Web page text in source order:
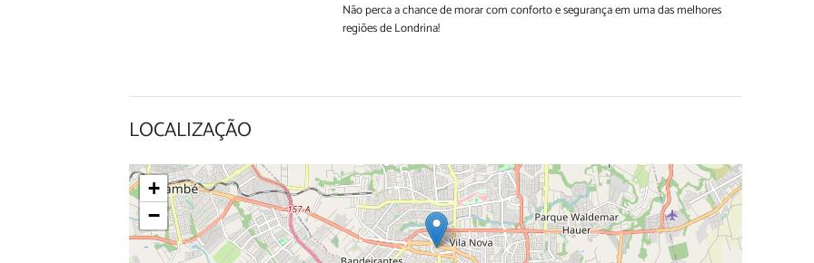
Não perca a chance de morar com conforto e segurança em uma das melhores
regiões de Londrina!
LOCALIZAÇÃO
+
−